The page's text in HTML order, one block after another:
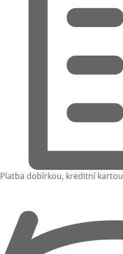
Platba dobírkou, kreditní kartou